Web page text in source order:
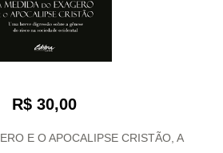
R$ 30,00
E O APOCALIPSE CRISTÃO, A